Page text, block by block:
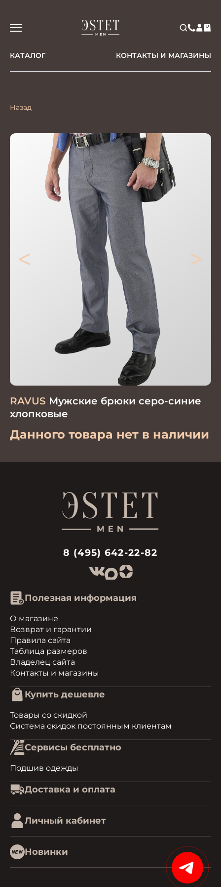
КАТАЛОГ КОНТАКТЫ И МАГАЗИНЫ
Назад
< >
RAVUS Мужские брюки серо-синие
хлопковые
Данного товара нет в наличии
8 (495) 642-22-82
Полезная информация
О магазине
Возврат и гарантии
Правила сайта
Таблица размеров
Владелец сайта
Контакты и магазины
Купить дешевле
Товары со скидкой
Система скидок постоянным клиентам
Сервисы бесплатно
Подшив одежды
Доставка и оплата
Личный кабинет
Новинки
15%